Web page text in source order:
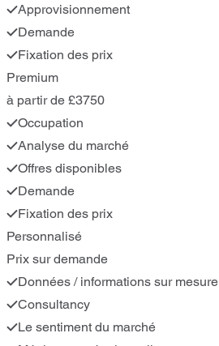
Approvisionnement
Demande
Fixation des prix
Premium
à partir de £3750
Occupation
Analyse du marché
Offres disponibles
Demande
Fixation des prix
Personnalisé
Prix sur demande
Données / informations sur mesure
Consultancy
Le sentiment du marché